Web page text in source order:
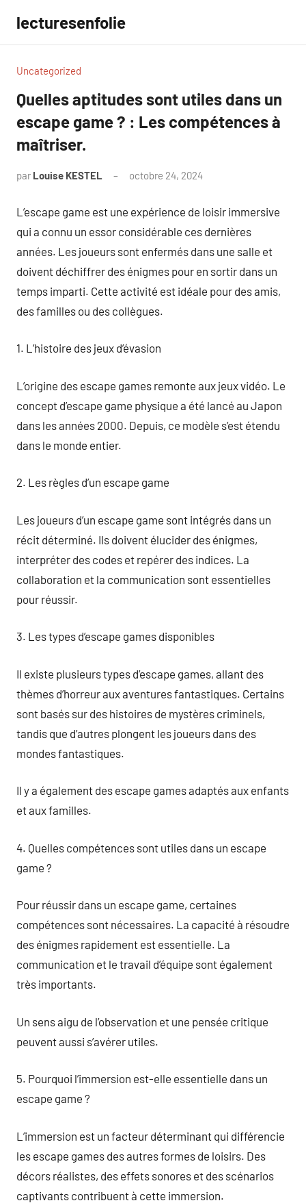
contenu
lecturesenfolie
Uncategorized
Quelles aptitudes sont utiles dans un
escape game ? : Les compétences à
maîtriser.
par Louise KESTEL octobre 24, 2024
L’escape game est une expérience de loisir immersive
qui a connu un essor considérable ces dernières
années. Les joueurs sont enfermés dans une salle et
doivent déchiffrer des énigmes pour en sortir dans un
temps imparti. Cette activité est idéale pour des amis,
des familles ou des collègues.
1. L’histoire des jeux d’évasion
L’origine des escape games remonte aux jeux vidéo. Le
concept d’escape game physique a été lancé au Japon
dans les années 2000. Depuis, ce modèle s’est étendu
dans le monde entier.
2. Les règles d’un escape game
Les joueurs d’un escape game sont intégrés dans un
récit déterminé. Ils doivent élucider des énigmes,
interpréter des codes et repérer des indices. La
collaboration et la communication sont essentielles
pour réussir.
3. Les types d’escape games disponibles
Il existe plusieurs types d’escape games, allant des
thèmes d’horreur aux aventures fantastiques. Certains
sont basés sur des histoires de mystères criminels,
tandis que d’autres plongent les joueurs dans des
mondes fantastiques.
Il y a également des escape games adaptés aux enfants
et aux familles.
4. Quelles compétences sont utiles dans un escape
game ?
Pour réussir dans un escape game, certaines
compétences sont nécessaires. La capacité à résoudre
des énigmes rapidement est essentielle. La
communication et le travail d’équipe sont également
très importants.
Un sens aigu de l’observation et une pensée critique
peuvent aussi s’avérer utiles.
5. Pourquoi l’immersion est-elle essentielle dans un
escape game ?
L’immersion est un facteur déterminant qui différencie
les escape games des autres formes de loisirs. Des
décors réalistes, des effets sonores et des scénarios
captivants contribuent à cette immersion.